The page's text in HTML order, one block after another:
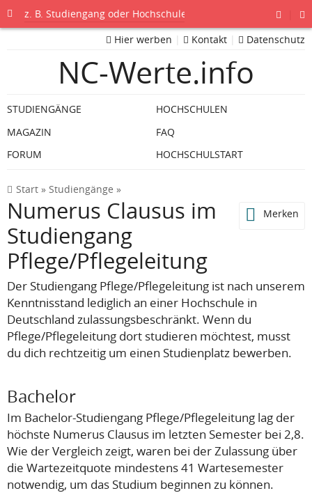
Start »Studiengänge »
Merken
Numerus Clausus im
Studiengang
Pflege/Pflegeleitung
Der Studiengang Pflege/Pflegeleitung ist nach unserem
Kenntnisstand lediglich an einer Hochschule in
Deutschland zulassungsbeschränkt. Wenn du
Pflege/Pflegeleitung dort studieren möchtest, musst
du dich rechtzeitig um einen Studienplatz bewerben.
Bachelor
Im Bachelor-Studiengang Pflege/Pflegeleitung lag der
höchste Numerus Clausus im letzten Semester bei 2,8.
Wie der Vergleich zeigt, waren bei der Zulassung über
die Wartezeitquote mindestens 41 Wartesemester
notwendig, um das Studium beginnen zu können.
Hier werben Kontakt Datenschutz
NC-Werte.info
STUDIENGÄNGE
HOCHSCHULEN
MAGAZIN
FAQ
FORUM
HOCHSCHULSTART